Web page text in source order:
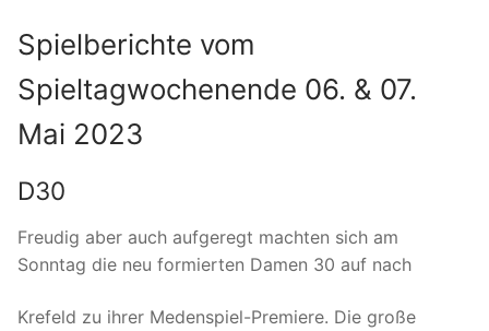
Spielberichte vom
Spieltagwochenende 06. & 07.
Mai 2023
D30
Freudig aber auch aufgeregt machten sich am
Sonntag die neu formierten Damen 30 auf nach
Krefeld zu ihrer Medenspiel-Premiere. Die große